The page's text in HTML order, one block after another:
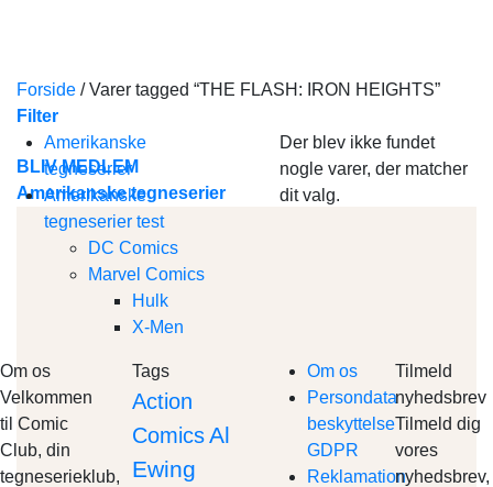
BLIV MEDLEM
Amerikanske tegneserier
Forside /Varer tagged “THE FLASH: IRON HEIGHTS”
Filter
Amerikanske
tegneserier
Amerikanske
tegneserier test
DC Comics
Marvel Comics
Hulk
X-Men
Der blev ikke fundet
nogle varer, der matcher
dit valg.
Om os
Velkommen
til Comic
Club, din
tegneserieklub,
Tags
Action
Comics Al
Ewing
Om os
Persondata
beskyttelse
GDPR
Reklamation
Tilmeld
nyhedsbrev
Tilmeld dig
vores
nyhedsbrev,